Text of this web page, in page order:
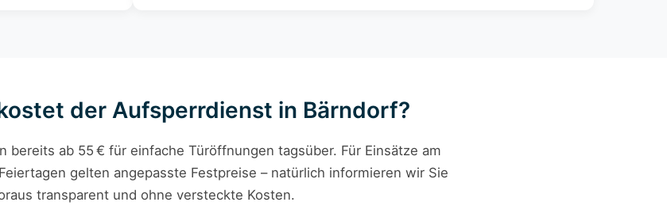
der Aufsperrdienst in Bärndorf?
bereits ab 55 € für einfache Türöffnungen tagsüber. Für Einsätze am
gelten angepasste Festpreise – natürlich informieren wir Sie
transparent und ohne versteckte Kosten.